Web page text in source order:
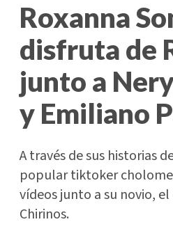
Roxanna
disfruta de
junto a
y Emiliano
A través de sus historias
popular tiktoker
vídeos junto a su novio,
Chirinos.